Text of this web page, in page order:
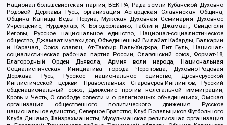
Национал-большевистская партия, ВЕК РА, Рада земли Кубанской Духовно
Родовой Державы Русь, организация Асгардская Славянская Община,
Община Капища Веды Перуна, Мужская Духовная Семинария Духовное
Учреждение, Нурджулар, К Богодержавию, Таблиги Джамаат, Свидетели
Иеговы, Русское национальное единство, Национал-социалистическое
общество, Джамаат мувахидов, Объединенный Вилайат Кабарды, Балкарии
и Карачая, Союз славян, Ат-Такфир Валь-Хиджра, Пит Буль, Национал-
социалистическая рабочая партия России, Славянский союз, Формат-18,
Благородный Орден Дьявола, Армия воли народа, Национальная
Социалистическая Инициатива города Череповца, Духовно-Родовая
Держава Русь, Русское национальное единство, Древнерусской
Инглистической церкви Православных Староверов-Инглингов, Русский
общенациональный союз, Движение против нелегальной иммиграции,
Кровь и Честь, О свободе совести и о религиозных объединениях, Омская
организация общественного политического движения Русское
национальное единство, Северное Братство, Клуб Болельщиков Футбольного
Клуба Динамо, Файзрахманисты, Мусульманская религиозная организация